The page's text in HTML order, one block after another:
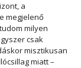
a
megjelenő
milyen
csak
misztikusan
miatt –